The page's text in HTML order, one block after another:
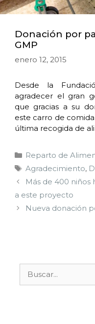
Donación por
GMP
enero 12, 2015
Desde la
agradecer el gran
que gracias a su
este carro de
última recogida de
Reparto de
Agradecimiento,
Más de 400 niños
a este proyecto
Nueva donación